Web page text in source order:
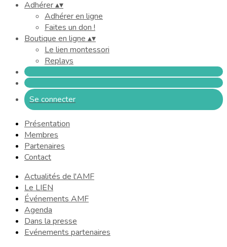
Adhérer▴▾
Adhérer en ligne
Faites un don !
Boutique en ligne ▴▾
Le lien montessori
Replays
Se connecter
Présentation
Membres
Partenaires
Contact
Actualités de l'AMF
Le LIEN
Événements AMF
Agenda
Dans la presse
Evénements partenaires